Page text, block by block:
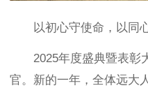
以初心守使命，以同
2025年度盛典暨表彰
官。新的一年，全体远大